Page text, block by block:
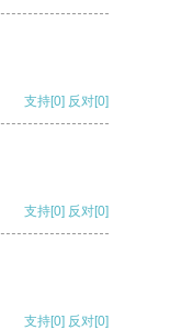
支持[0] 反对[0]
支持[0] 反对[0]
支持[0] 反对[0]